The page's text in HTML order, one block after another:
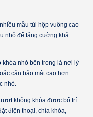
mẫu túi hộp vuông cao
nhỏ để tăng cường khả
nhỏ bên trong là nơi lý
cần bảo mật cao hơn
nhỏ.
không khóa được bố trí
điện thoại, chìa khóa,